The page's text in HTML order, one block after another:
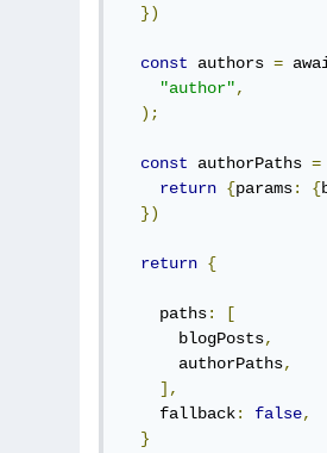
})
const authors =
"author",
);
const authorPaths =
return {params: {
})
return {
    paths
:
[
      blogPosts
,
      authorPaths
,
],
    fallback
: false,
}